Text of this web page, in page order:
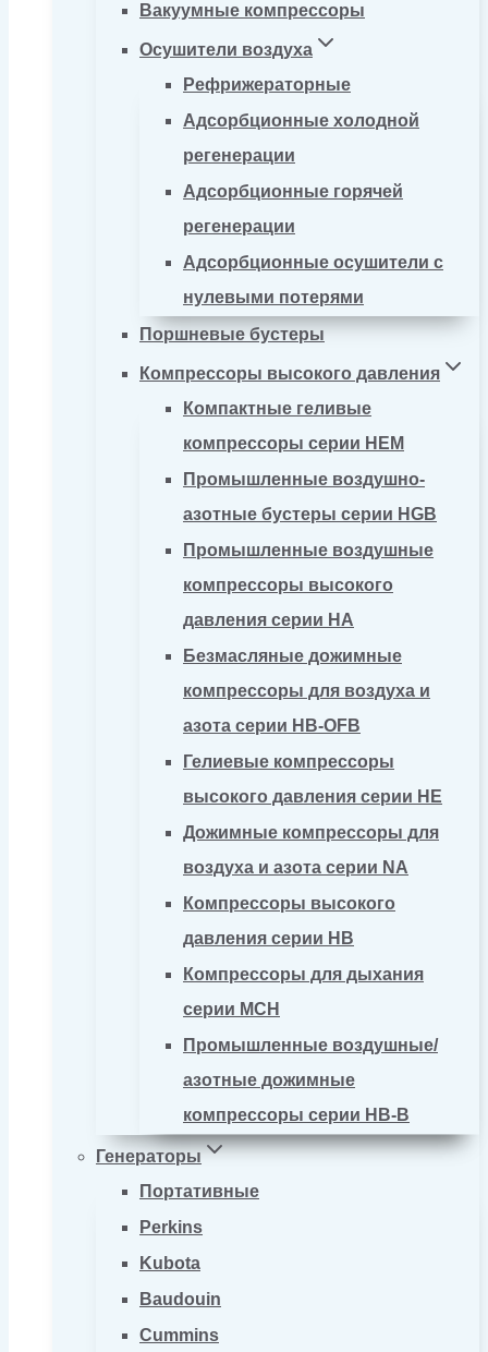
Вакуумные компрессоры
Осушители воздуха
Рефрижераторные
Адсорбционные холодной
регенерации
Адсорбционные горячей
регенерации
Адсорбционные осушители с
нулевыми потерями
Поршневые бустеры
Компрессоры высокого давления
Компактные геливые
компрессоры серии HEM
Промышленные воздушно-
азотные бустеры серии HGB
Промышленные воздушные
компрессоры высокого
давления серии HA
Безмасляные дожимные
компрессоры для воздуха и
азота серии HB-OFB
Гелиевые компрессоры
высокого давления серии HE
Дожимные компрессоры для
воздуха и азота серии NA
Компрессоры высокого
давления серии HB
Компрессоры для дыхания
серии MCH
Промышленные воздушные/
азотные дожимные
компрессоры серии HB-B
Генераторы
Портативные
Perkins
Kubota
Baudouin
Cummins